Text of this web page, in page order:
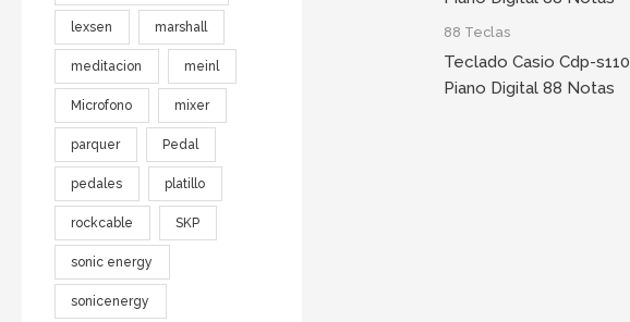
lexsen marshall
meditacion meinl
Microfono mixer
parquer Pedal
pedales platillo
rockcable SKP
sonic energy
sonicenergy
88 Teclas
Teclado Casio Cdp-s110
Piano Digital 88 Notas